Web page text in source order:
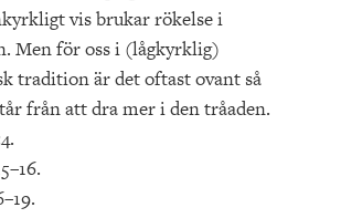
vis brukar rökelse i
Men för oss i (lågkyrklig)
tradition är det oftast ovant så
från att dra mer i den tråaden.